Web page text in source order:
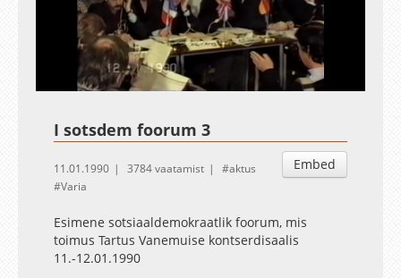
UnmuteLoaded
2.52%
Esituskiirused
Auto
I sotsdem foorum 3
Embed
11.01.1990 3784 vaatamist
aktus
Varia
Esimene sotsiaaldemokraatlik foorum, mis
toimus Tartus Vanemuise kontserdisaalis
11.-12.01.1990